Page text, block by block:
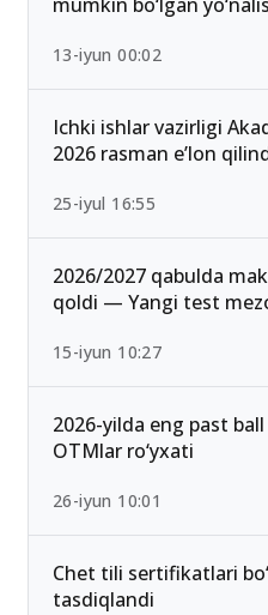
Qabul-2026: Eng past
mumkin bo‘lgan
13-iyun 00:02
Ichki ishlar vazirligi
2026 rasman e’lon
25-iyul 16:55
2026/2027 qabulda
qoldi — Yangi test
15-iyun 10:27
2026-yilda eng past ball
OTMlar ro‘yxati
26-iyun 10:01